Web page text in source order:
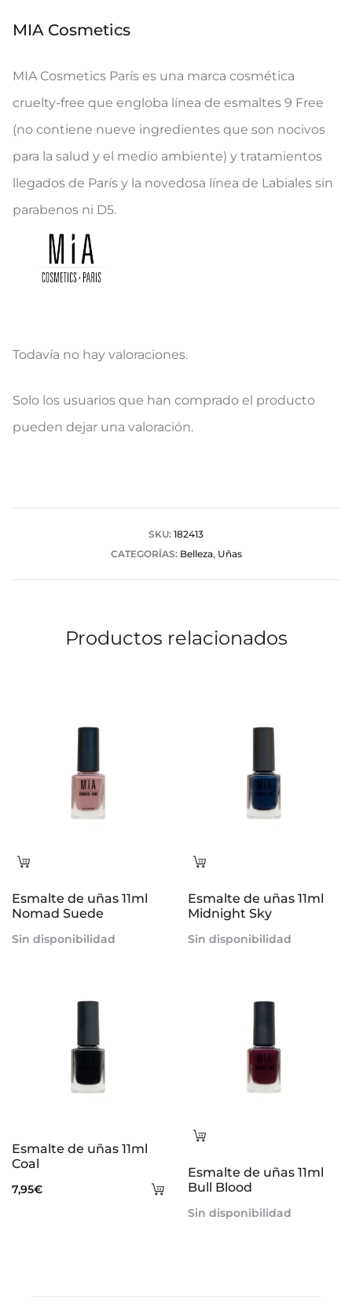
MIA Cosmetics
MIA Cosmetics París es una marca cosmética
cruelty-free que engloba línea de esmaltes 9 Free
(no contiene nueve ingredientes que son nocivos
para la salud y el medio ambiente) y tratamientos
llegados de París y la novedosa línea de Labiales sin
parabenos ni D5.
V
a
Todavía no hay valoraciones.
Solo los usuarios que han comprado el producto
pueden dejar una valoración.
SKU: 182413
CATEGORÍAS: Belleza, Uñas
Productos relacionados
Leer
Esmalte de uñas 11ml
Nomad Suede
Sin disponibilidad
Leer
Esmalte de uñas 11ml
Midnight Sky
Sin disponibilidad
Añadir
Esmalte de uñas 11ml
Coal
7,95€
Leer
Esmalte de uñas 11ml
Bull Blood
Sin disponibilidad